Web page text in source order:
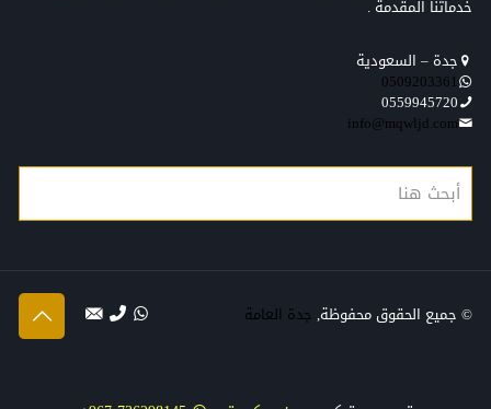
خدماتنا المقدمة .
جدة – السعودية
0509203361‬‏‬‏
0559945720
info@mqwljd.com
© جميع الحقوق محفوظة, جدة العامة